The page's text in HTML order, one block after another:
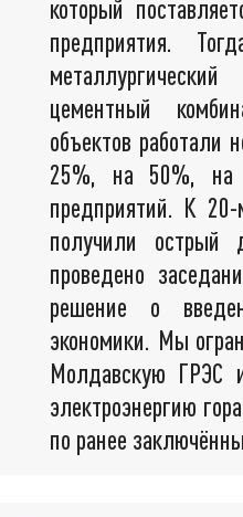
который
предприятия.
цементный
объектов
25%, на 50%, на
предприятий. К
получили острый
проведено
решение о
экономики. Мы
Молдавскую ГРЭС
электроэнергию
по ранее